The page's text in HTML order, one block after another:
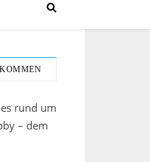
rund um
– dem